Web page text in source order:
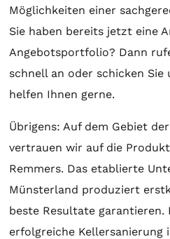
Möglichkeiten einer
Sie haben bereits jetzt eine
Angebotsportfolio? Dann
schnell an oder schicken Sie
helfen Ihnen gerne.
Übrigens: Auf dem Gebiet
vertrauen wir auf die
Remmers. Das etablierte
Münsterland produziert
beste Resultate garantieren.
erfolgreiche Kellersanierung